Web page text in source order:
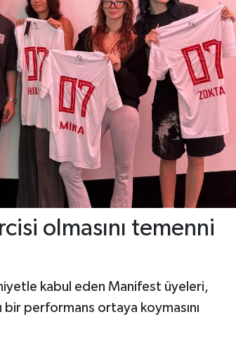
olmasını temenni
kabul eden Manifest üyeleri,
bir performans ortaya koymasını